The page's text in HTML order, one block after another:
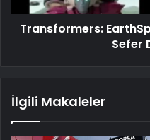
Transformers:
Sefer
İlgili Makaleler